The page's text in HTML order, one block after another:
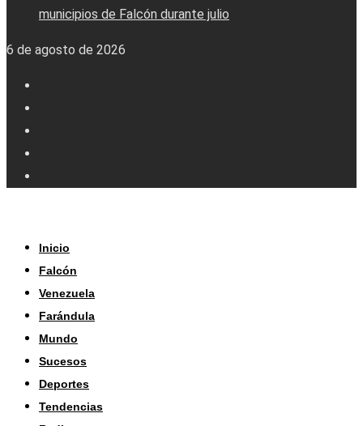
municipios de Falcón durante julio
6 de agosto de 2026
Inicio
Falcón
Venezuela
Farándula
Mundo
Sucesos
Deportes
Tendencias